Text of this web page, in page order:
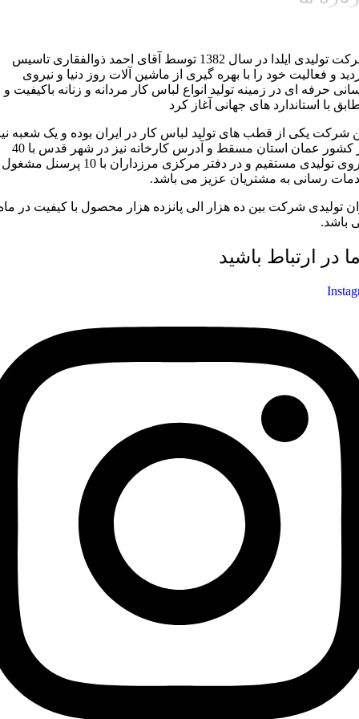
شرکت تولیدی ایلدا در سال 1382 توسط آقای احمد ذوالفقاری تاسیس
و فعالیت خود را با بهره گیری از ماشین آلات روز دنیا و نیروی
حرفه ای در زمینه تولید انواع لباس کار مردانه و زنانه باکیفیت و
با استاندارد های جهانی آغاز کرد
شرکت یکی از قطب های تولید لباس کار در ایران بوده و یک شعبه
در کشور عمان استان مسقط و آدرس کارخانه نیز در شهر قدس با 40
نیروی تولیدی مستقیم و در دفتر مرکزی مرزداران با 10 پرسنل مشغول
رسانی به مشتریان عزیز می باشد.
تولیدی شرکت بین ده هزار الی پانزده هزار محصول با کیفیت در
باشد.
در ارتباط باشید